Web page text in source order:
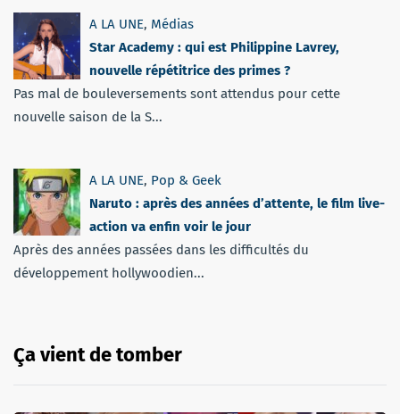
A LA UNE, Médias
Star Academy : qui est Philippine Lavrey,
nouvelle répétitrice des primes ?
Pas mal de bouleversements sont attendus pour cette
nouvelle saison de la S...
A LA UNE, Pop & Geek
Naruto : après des années d’attente, le film live-
action va enfin voir le jour
Après des années passées dans les difficultés du
développement hollywoodien...
Ça vient de tomber